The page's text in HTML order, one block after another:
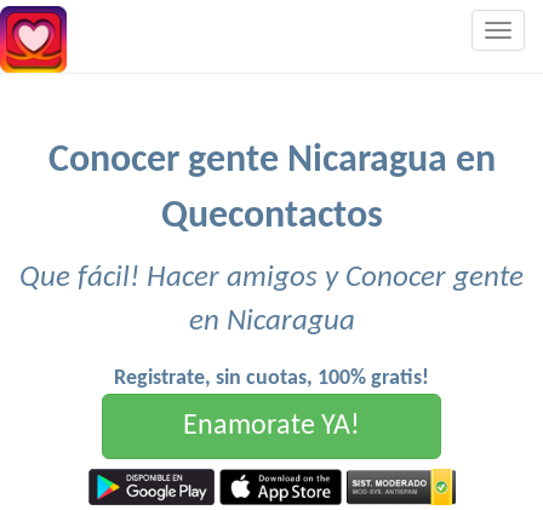
Conocer gente Nicaragua en
Quecontactos
Que fácil! Hacer amigos y Conocer gente
en Nicaragua
Registrate, sin cuotas, 100% gratis!
Enamorate YA!